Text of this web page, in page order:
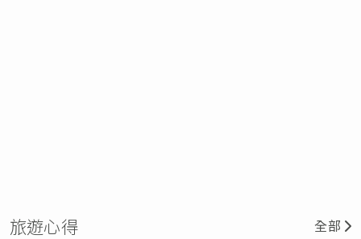
旅遊心得 全部